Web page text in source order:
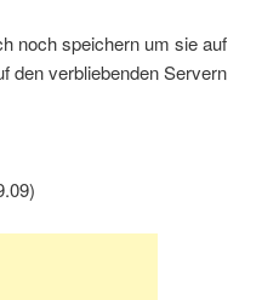
noch speichern um sie auf
den verbliebenden Servern